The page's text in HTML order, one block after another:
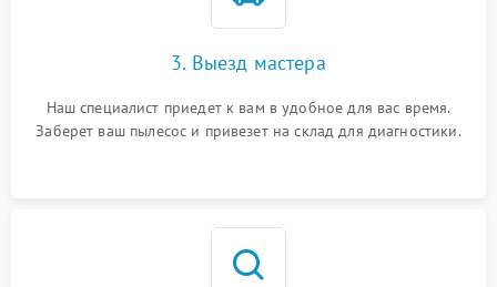
3. Выезд мастера
Наш специалист приедет к вам в удобное для вас время.
Заберет ваш пылесос и привезет на склад для диагностики.